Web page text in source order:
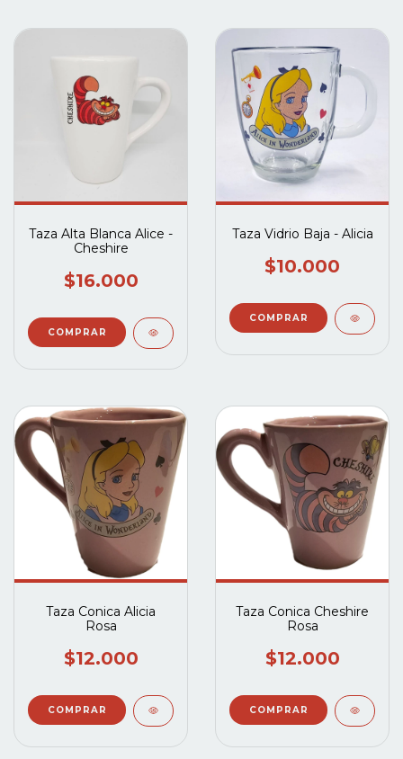
Taza Alta Blanca Alice -
Cheshire
$16.000
Taza Vidrio Baja - Alicia
$10.000
Taza Conica Alicia
Rosa
$12.000
Taza Conica Cheshire
Rosa
$12.000